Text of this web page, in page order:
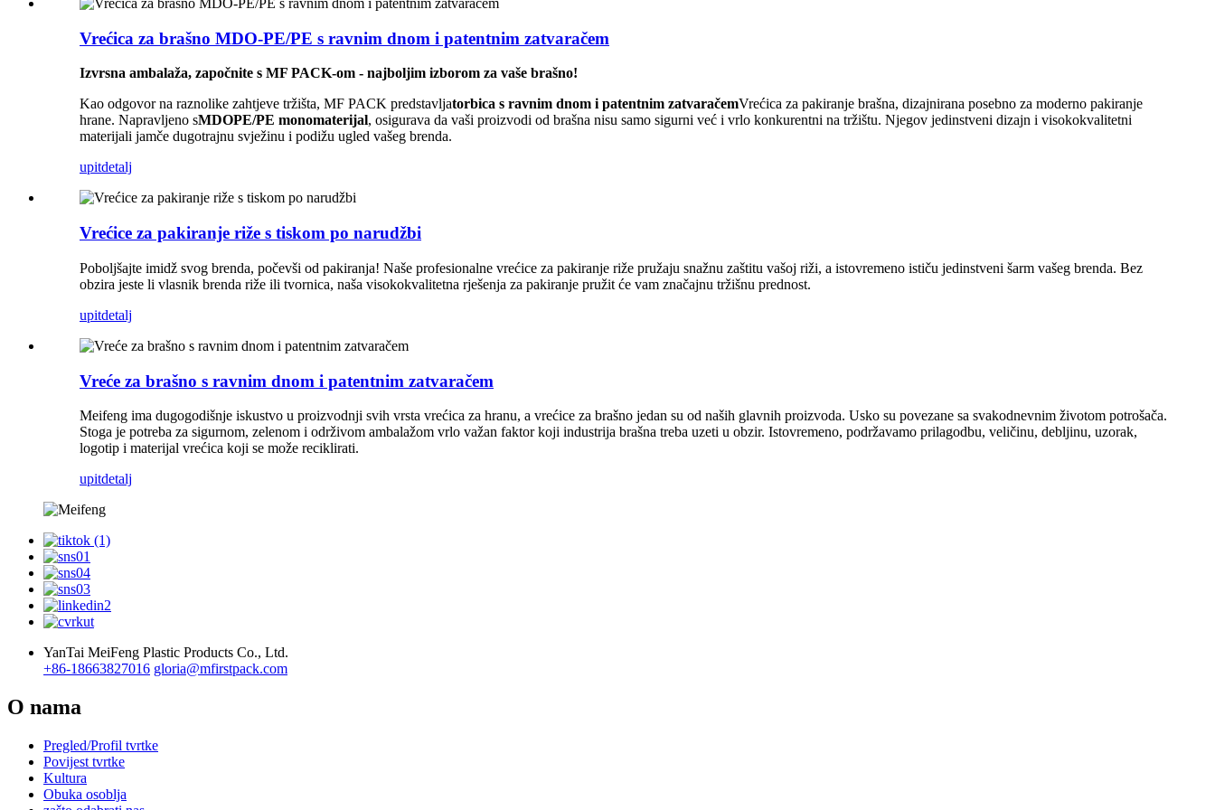
Vrećica za brašno MDO-PE/PE s ravnim dnom i patentnim zatvaračem
Izvrsna ambalaža, započnite s MF PACK-om - najboljim izborom za vaše brašno!
Kao odgovor na raznolike zahtjeve tržišta, MF PACK predstavljatorbica s ravnim dnom i patentnim zatvaračemVrećica za pakiranje brašna, dizajnirana posebno za moderno pakiranje
hrane. Napravljeno sMDOPE/PE monomaterijal, osigurava da vaši proizvodi od brašna nisu samo sigurni već i vrlo konkurentni na tržištu. Njegov jedinstveni dizajn i visokokvalitetni
materijali jamče dugotrajnu svježinu i podižu ugled vašeg brenda.
upitdetalj
Vrećice za pakiranje riže s tiskom po narudžbi
Poboljšajte imidž svog brenda, počevši od pakiranja! Naše profesionalne vrećice za pakiranje riže pružaju snažnu zaštitu vašoj riži, a istovremeno ističu jedinstveni šarm vašeg brenda. Bez
obzira jeste li vlasnik brenda riže ili tvornica, naša visokokvalitetna rješenja za pakiranje pružit će vam značajnu tržišnu prednost.
upitdetalj
Vreće za brašno s ravnim dnom i patentnim zatvaračem
Meifeng ima dugogodišnje iskustvo u proizvodnji svih vrsta vrećica za hranu, a vrećice za brašno jedan su od naših glavnih proizvoda. Usko su povezane sa svakodnevnim životom potrošača.
Stoga je potreba za sigurnom, zelenom i održivom ambalažom vrlo važan faktor koji industrija brašna treba uzeti u obzir. Istovremeno, podržavamo prilagodbu, veličinu, debljinu, uzorak,
logotip i materijal vrećica koji se može reciklirati.
upitdetalj
YanTai MeiFeng Plastic Products Co., Ltd.
+86-18663827016 gloria@mfirstpack.com
O nama
Pregled/Profil tvrtke
Povijest tvrtke
Kultura
Obuka osoblja